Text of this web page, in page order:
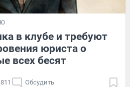
в клубе и требуют
юриста о
всех бесят
Обсудить